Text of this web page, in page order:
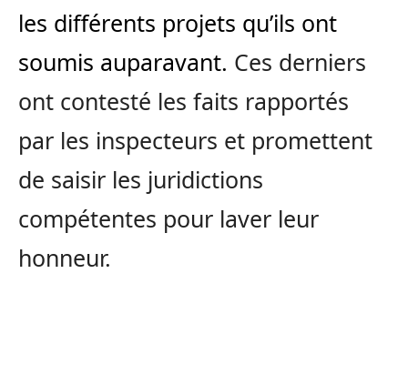
les différents projets qu’ils ont
soumis auparavant. Ces derniers
ont contesté les faits rapportés
par les inspecteurs et promettent
de saisir les juridictions
compétentes pour laver leur
honneur.